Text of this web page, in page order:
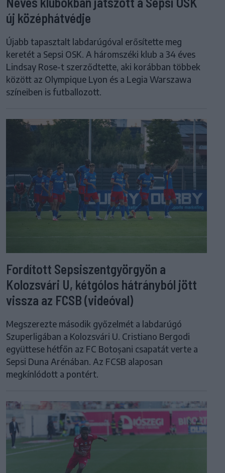
új középhátvédje
Újabb tapasztalt labdarúgóval erősítette meg
keretét a Sepsi OSK. A háromszéki klub a 34 éves
Lindsay Rose-t szerződtette, aki korábban többek
között az Olympique Lyon és a Legia Warszawa
színeiben is futballozott.
Fordított Sepsiszentgyörgyön a
Kolozsvári U, kétgólos hátrányból jött
vissza az FCSB (videóval)
Megszerezte második győzelmét a labdarúgó
Szuperligában a Kolozsvári U. Cristiano Bergodi
együttese hétfőn az FC Botoșani csapatát verte a
Sepsi Duna Arénában. Az FCSB alaposan
megkínlódott a pontért.